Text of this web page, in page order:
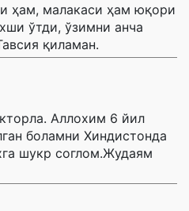
ҳам, малакаси ҳам юқори
ўтди, ўзимни анча
қиламан.
Аллохим 6 йил
боламни Хиндистонда
шукр соглом.Жудаям